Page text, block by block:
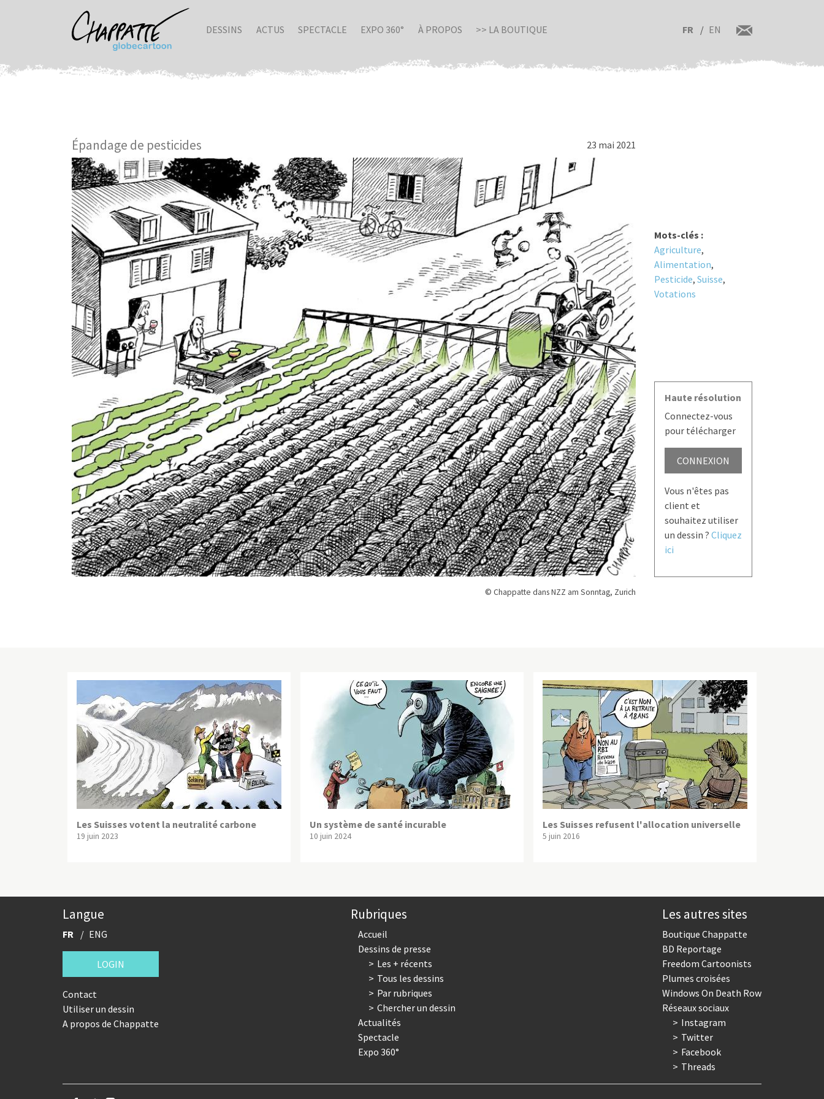
DESSINS ACTUS SPECTACLE EXPO 360° À PROPOS >> LA BOUTIQUE FR EN
Épandage de pesticides 23 mai 2021
© Chappatte dans NZZ am Sonntag, Zurich
Mots-clés :
Agriculture,
Alimentation,
Pesticide, Suisse,
Votations
Haute résolution
Connectez-vous
pour télécharger
CONNEXION
Vous n'êtes pas
client et
souhaitez utiliser
un dessin ? Cliquez
ici
Les Suisses votent la neutralité carbone
19 juin 2023
Un système de santé incurable
10 juin 2024
Les Suisses refusent l'allocation universelle
5 juin 2016
Langue
FR ENG
LOGIN
Contact
Utiliser un dessin
A propos de Chappatte
Rubriques
Accueil
Dessins de presse
Les + récents
Tous les dessins
Par rubriques
Chercher un dessin
Actualités
Spectacle
Expo 360°
Les autres sites
Boutique Chappatte
BD Reportage
Freedom Cartoonists
Plumes croisées
Windows On Death Row
Réseaux sociaux
Instagram
Twitter
Facebook
Threads